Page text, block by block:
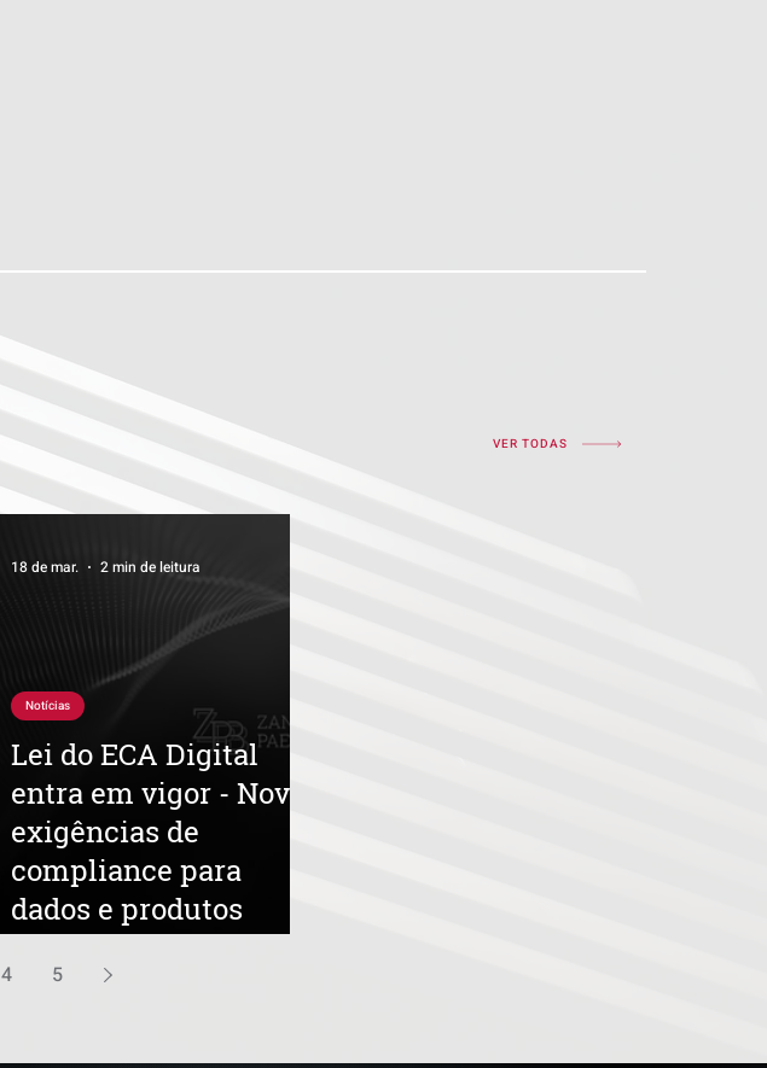
VER TODAS
Lei do ECA Digital
entra em vigor - Novas
exigências de
compliance para
dados e produtos
digitais
Notícias
18 de mar. 2 min de leitura
4 5